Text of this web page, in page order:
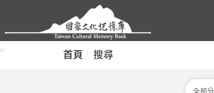
跳到主要內容區塊
:::
::: 首頁 搜尋
分類